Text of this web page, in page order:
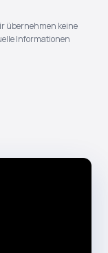
übernehmen keine
Informationen